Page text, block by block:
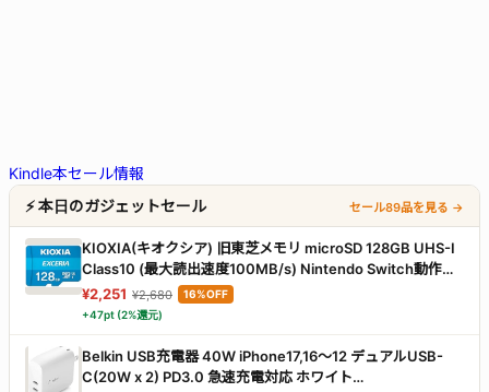
Kindle本セール情報
⚡ 本日のガジェットセール
セール89品を見る →
KIOXIA(キオクシア) 旧東芝メモリ microSD 128GB UHS-I
Class10 (最大読出速度100MB/s) Nintendo Switch動作確
認済 国内サポート正規品 メーカー保証5年 KLMEA128G
¥2,251 ¥2,680
16%OFF
+47pt (2%還元)
Belkin USB充電器 40W iPhone17,16～12 デュアルUSB-
C(20W x 2) PD3.0 急速充電対応 ホワイト